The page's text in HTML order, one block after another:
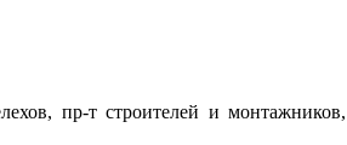
пр-т строителей и монтажников,